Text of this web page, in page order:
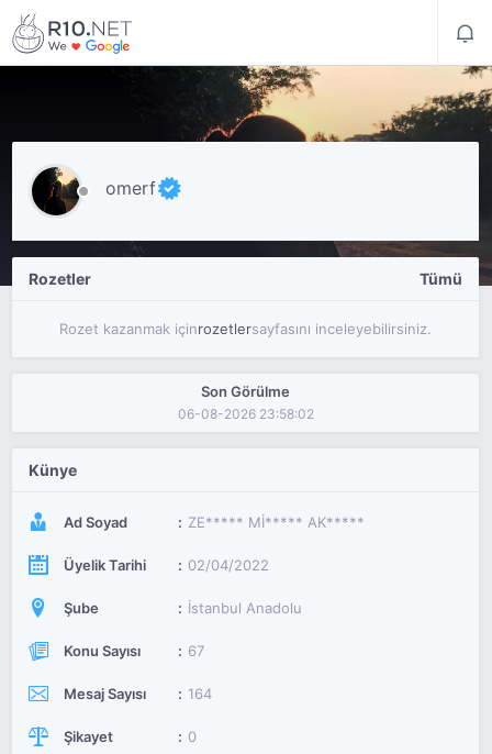
omerf
Rozetler Tümü
Rozet kazanmak içinrozetlersayfasını inceleyebilirsiniz.
Son Görülme
06-08-2026 23:58:02
Künye
Ad Soyad ZE***** Mİ***** AK*****
Üyelik Tarihi 02/04/2022
Şube İstanbul Anadolu
Konu Sayısı 67
Mesaj Sayısı 164
Şikayet 0